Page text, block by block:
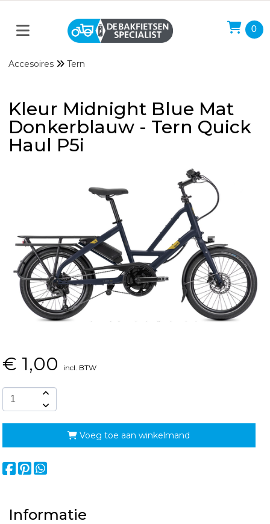
0
Accesoires Tern
Kleur Midnight Blue Mat
Donkerblauw - Tern Quick
Haul P5i
€ 1,00 incl. BTW
Voeg toe aan winkelmand
Informatie